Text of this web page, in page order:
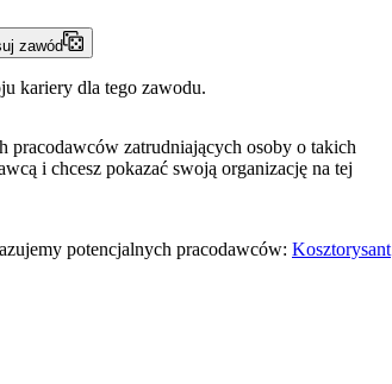
zawód
kariery dla tego zawodu.
pracodawców zatrudniających osoby o takich
i chcesz pokazać swoją organizację na tej
potencjalnych pracodawców: Kosztorysant